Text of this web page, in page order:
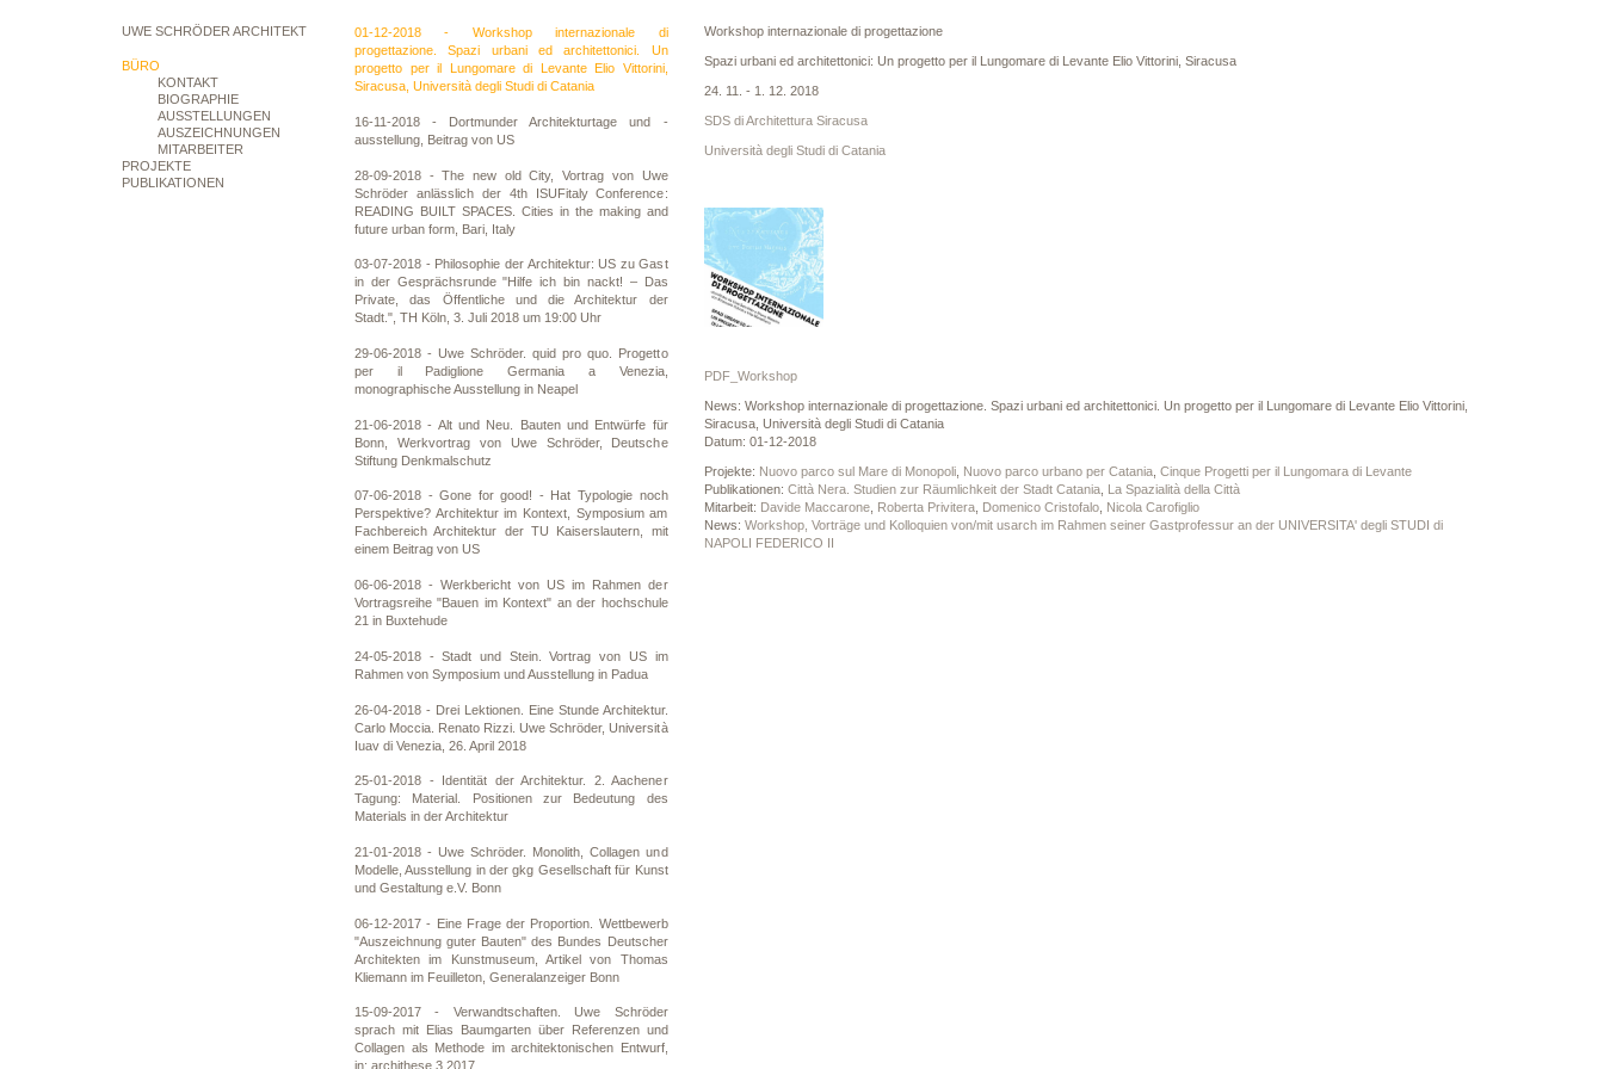
UWE SCHRÖDER ARCHITEKT
BÜRO
KONTAKT
BIOGRAPHIE
AUSSTELLUNGEN
AUSZEICHNUNGEN
MITARBEITER
PROJEKTE
PUBLIKATIONEN
01-12-2018 - Workshop internazionale di
progettazione. Spazi urbani ed architettonici. Un
progetto per il Lungomare di Levante Elio Vittorini,
Siracusa, Università degli Studi di Catania
16-11-2018 - Dortmunder Architekturtage und -
ausstellung, Beitrag von US
28-09-2018 - The new old City, Vortrag von Uwe
Schröder anlässlich der 4th ISUFitaly Conference:
READING BUILT SPACES. Cities in the making and
future urban form, Bari, Italy
03-07-2018 - Philosophie der Architektur: US zu Gast
in der Gesprächsrunde "Hilfe ich bin nackt! – Das
Private, das Öffentliche und die Architektur der
Stadt.", TH Köln, 3. Juli 2018 um 19:00 Uhr
29-06-2018 - Uwe Schröder. quid pro quo. Progetto
per il Padiglione Germania a Venezia,
monographische Ausstellung in Neapel
21-06-2018 - Alt und Neu. Bauten und Entwürfe für
Bonn, Werkvortrag von Uwe Schröder, Deutsche
Stiftung Denkmalschutz
07-06-2018 - Gone for good! - Hat Typologie noch
Perspektive? Architektur im Kontext, Symposium am
Fachbereich Architektur der TU Kaiserslautern, mit
einem Beitrag von US
06-06-2018 - Werkbericht von US im Rahmen der
Vortragsreihe "Bauen im Kontext" an der hochschule
21 in Buxtehude
24-05-2018 - Stadt und Stein. Vortrag von US im
Rahmen von Symposium und Ausstellung in Padua
26-04-2018 - Drei Lektionen. Eine Stunde Architektur.
Carlo Moccia. Renato Rizzi. Uwe Schröder, Università
Iuav di Venezia, 26. April 2018
25-01-2018 - Identität der Architektur. 2. Aachener
Tagung: Material. Positionen zur Bedeutung des
Materials in der Architektur
21-01-2018 - Uwe Schröder. Monolith, Collagen und
Modelle, Ausstellung in der gkg Gesellschaft für Kunst
und Gestaltung e.V. Bonn
06-12-2017 - Eine Frage der Proportion. Wettbewerb
"Auszeichnung guter Bauten" des Bundes Deutscher
Architekten im Kunstmuseum, Artikel von Thomas
Kliemann im Feuilleton, Generalanzeiger Bonn
15-09-2017 - Verwandtschaften. Uwe Schröder
sprach mit Elias Baumgarten über Referenzen und
Collagen als Methode im architektonischen Entwurf,
in: archithese 3.2017
Workshop internazionale di progettazione
Spazi urbani ed architettonici: Un progetto per il Lungomare di Levante Elio Vittorini, Siracusa
24. 11. - 1. 12. 2018
SDS di Architettura Siracusa
Università degli Studi di Catania
PDF_Workshop
News: Workshop internazionale di progettazione. Spazi urbani ed architettonici. Un progetto per il Lungomare di Levante Elio Vittorini,
Siracusa, Università degli Studi di Catania
Datum: 01-12-2018
Projekte: Nuovo parco sul Mare di Monopoli, Nuovo parco urbano per Catania, Cinque Progetti per il Lungomara di Levante
Publikationen: Città Nera. Studien zur Räumlichkeit der Stadt Catania, La Spazialità della Città
Mitarbeit: Davide Maccarone, Roberta Privitera, Domenico Cristofalo, Nicola Carofiglio
News: Workshop, Vorträge und Kolloquien von/mit usarch im Rahmen seiner Gastprofessur an der UNIVERSITA' degli STUDI di
NAPOLI FEDERICO II